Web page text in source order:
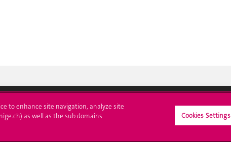
à l'UNIGE L'UNIGE vous informe
to enhance site navigation, analyze site
as well as the sub domains
Cookies Settings